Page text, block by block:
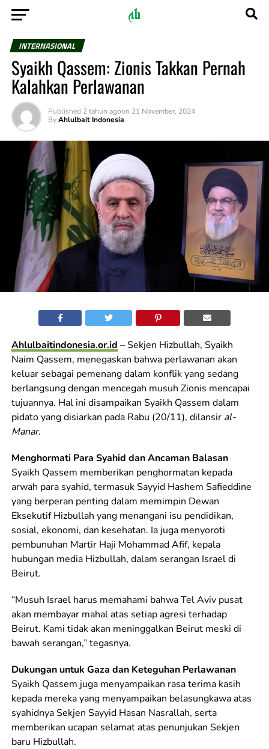
INTERNASIONAL
Syaikh Qassem: Zionis Takkan Pernah
Kalahkan Perlawanan
Published 2 tahun agoon 21 November, 2024
By Ahlulbait Indonesia
Ahlulbaitindonesia.or.id – Sekjen Hizbullah, Syaikh
Naim Qassem, menegaskan bahwa perlawanan akan
keluar sebagai pemenang dalam konflik yang sedang
berlangsung dengan mencegah musuh Zionis mencapai
tujuannya. Hal ini disampaikan Syaikh Qassem dalam
pidato yang disiarkan pada Rabu (20/11), dilansir al-
Manar.
Menghormati Para Syahid dan Ancaman Balasan
Syaikh Qassem memberikan penghormatan kepada
arwah para syahid, termasuk Sayyid Hashem Safieddine
yang berperan penting dalam memimpin Dewan
Eksekutif Hizbullah yang menangani isu pendidikan,
sosial, ekonomi, dan kesehatan. Ia juga menyoroti
pembunuhan Martir Haji Mohammad Afif, kepala
hubungan media Hizbullah, dalam serangan Israel di
Beirut.
“Musuh Israel harus memahami bahwa Tel Aviv pusat
akan membayar mahal atas setiap agresi terhadap
Beirut. Kami tidak akan meninggalkan Beirut meski di
bawah serangan,” tegasnya.
Dukungan untuk Gaza dan Keteguhan Perlawanan
Syaikh Qassem juga menyampaikan rasa terima kasih
kepada mereka yang menyampaikan belasungkawa atas
syahidnya Sekjen Sayyid Hasan Nasrallah, serta
memberikan ucapan selamat atas penunjukan Sekjen
baru Hizbullah.